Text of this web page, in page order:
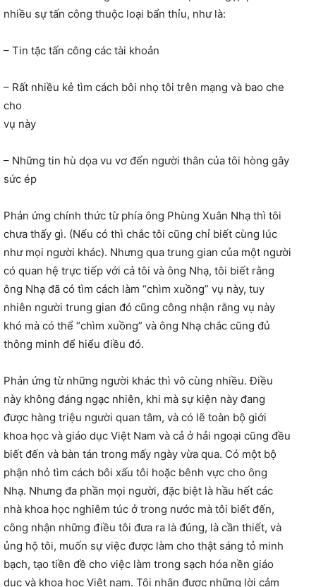
nhiều sự tấn công thuộc loại bẩn thỉu, như là:
– Tin tặc tấn công các tài khoản
– Rất nhiều kẻ tìm cách bôi nhọ tôi trên mạng và bao che
cho
vụ này
– Những tin hù dọa vu vơ đến người thân của tôi hòng gây
sức ép
Phản ứng chính thức từ phía ông Phùng Xuân Nhạ thì tôi
chưa thấy gì. (Nếu có thì chắc tôi cũng chỉ biết cùng lúc
như mọi người khác). Nhưng qua trung gian của một người
có quan hệ trực tiếp với cả tôi và ông Nhạ, tôi biết rằng
ông Nhạ đã có tìm cách làm “chìm xuồng” vụ này, tuy
nhiên người trung gian đó cũng công nhận rằng vụ này
khó mà có thể “chìm xuồng” và ông Nhạ chắc cũng đủ
thông minh để hiểu điều đó.
Phản ứng từ những người khác thì vô cùng nhiều. Điều
này không đáng ngạc nhiên, khi mà sự kiện này đang
được hàng triệu người quan tâm, và có lẽ toàn bộ giới
khoa học và giáo dục Việt Nam và cả ở hải ngoại cũng đều
biết đến và bàn tán trong mấy ngày vừa qua. Có một bộ
phận nhỏ tìm cách bôi xấu tôi hoặc bênh vực cho ông
Nhạ. Nhưng đa phần mọi người, đặc biệt là hầu hết các
nhà khoa học nghiêm túc ở trong nước mà tôi biết đến,
công nhận những điều tôi đưa ra là đúng, là cần thiết, và
ủng hộ tôi, muốn sự việc được làm cho thật sáng tỏ minh
bạch, tạo tiền đề cho việc làm trong sạch hóa nền giáo
dục và khoa học Việt nam. Tôi nhận được những lời cảm